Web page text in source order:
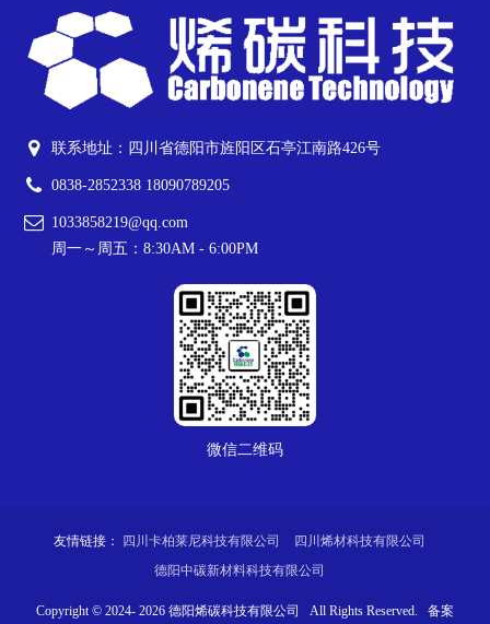
联系地址：四川省德阳市旌阳区石亭江南路426号
0838-2852338 18090789205
1033858219@qq.com
周一～周五：8:30AM - 6:00PM
微信二维码
友情链接： 四川卡柏莱尼科技有限公司
四川烯材科技有限公司
德阳中碳新材料科技有限公司
Copyright © 2024- 2026 德阳烯碳科技有限公司 All Rights Reserved. 备案